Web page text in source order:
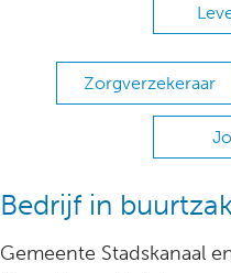
Zorgverzekeraar
Bedrijf in
Gemeente Stadskanaal